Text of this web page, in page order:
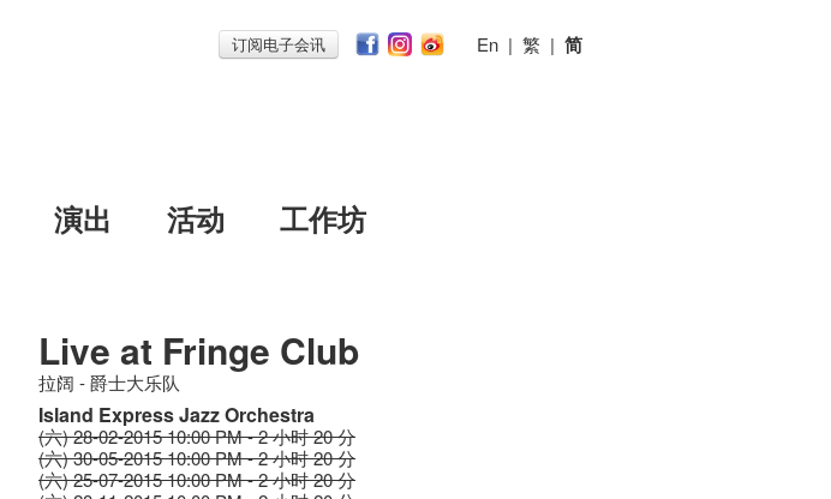
订阅电子会讯 En | 繁 | 简
演出 活动
工作坊
Live at Fringe Club
拉阔 - 爵士大乐队
Island Express Jazz Orchestra
(六) 28-02-2015 10:00 PM - 2 小时 20 分
(六) 30-05-2015 10:00 PM - 2 小时 20 分
(六) 25-07-2015 10:00 PM - 2 小时 20 分